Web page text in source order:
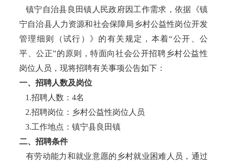
镇宁自治县良田镇人民政府因工作需求，依据《镇
宁自治县人力资源和社会保障局乡村公益性岗位开发
管理细则（试行）》的有关规定，本着“公开、公
平、公正”的原则，特面向社会公开招聘乡村公益性
岗位人员，现将招聘有关事项公告如下：
一、招聘人数及岗位
1.招聘人数：4名
2.招聘岗位：乡村公益性岗位人员
3.工作地点：镇宁县良田镇
二、招聘条件
有劳动能力和就业意愿的乡村就业困难人员，通过